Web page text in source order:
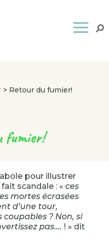
> Retour du fumier!
fumier!
pour illustrer
scandale : « ces
mortes écrasées
d’une tour,
? Non, si
pas…. ! » dit